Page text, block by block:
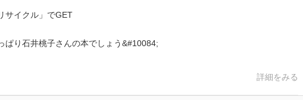
サイクル」でGET
ぱり石井桃子さんの本でしょう&#10084;
詳細をみる